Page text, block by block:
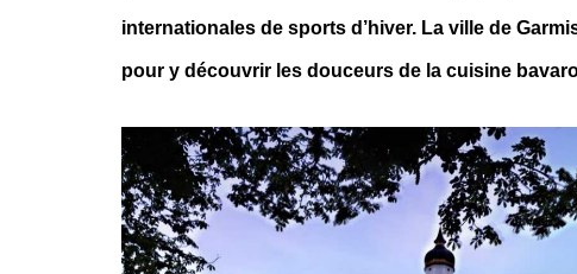
internationales de sports d’hiver. La ville de
pour y découvrir les douceurs de la cuisine